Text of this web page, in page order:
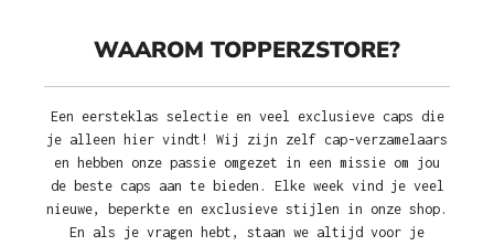
WAAROM TOPPERZSTORE?
Een eersteklas selectie en veel exclusieve caps die
je alleen hier vindt! Wij zijn zelf cap-verzamelaars
en hebben onze passie omgezet in een missie om jou
de beste caps aan te bieden. Elke week vind je veel
nieuwe, beperkte en exclusieve stijlen in onze shop.
En als je vragen hebt, staan we altijd voor je